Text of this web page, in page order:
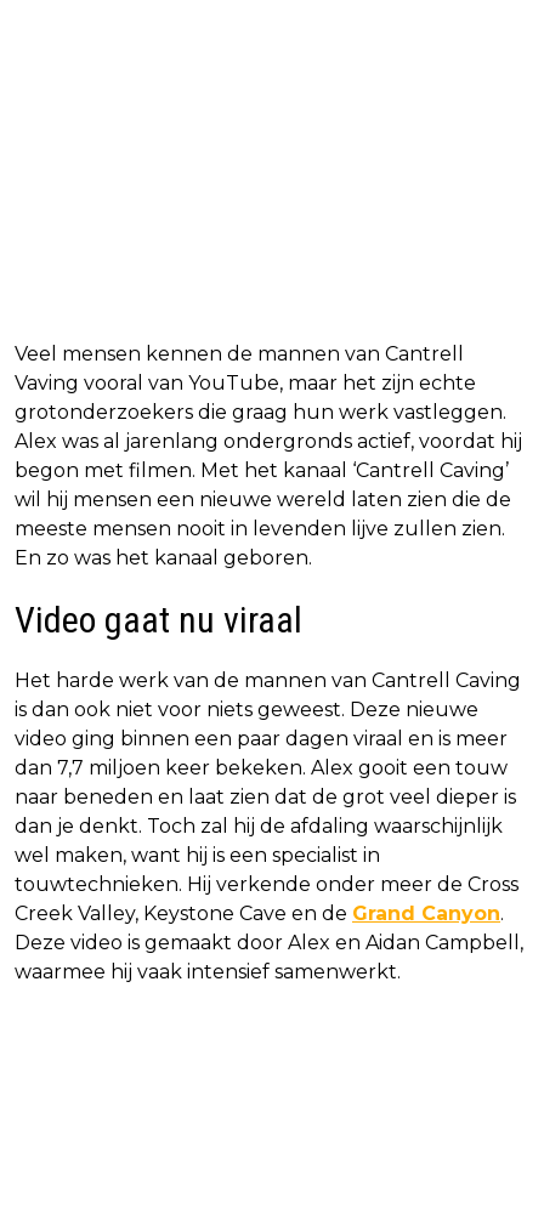
Veel mensen kennen de mannen van Cantrell
Vaving vooral van YouTube, maar het zijn echte
grotonderzoekers die graag hun werk vastleggen.
Alex was al jarenlang ondergronds actief, voordat hij
begon met filmen. Met het kanaal ‘Cantrell Caving’
wil hij mensen een nieuwe wereld laten zien die de
meeste mensen nooit in levenden lijve zullen zien.
En zo was het kanaal geboren.
Video gaat nu viraal
Het harde werk van de mannen van Cantrell Caving
is dan ook niet voor niets geweest. Deze nieuwe
video ging binnen een paar dagen viraal en is meer
dan 7,7 miljoen keer bekeken. Alex gooit een touw
naar beneden en laat zien dat de grot veel dieper is
dan je denkt. Toch zal hij de afdaling waarschijnlijk
wel maken, want hij is een specialist in
touwtechnieken. Hij verkende onder meer de Cross
Creek Valley, Keystone Cave en de Grand Canyon.
Deze video is gemaakt door Alex en Aidan Campbell,
waarmee hij vaak intensief samenwerkt.